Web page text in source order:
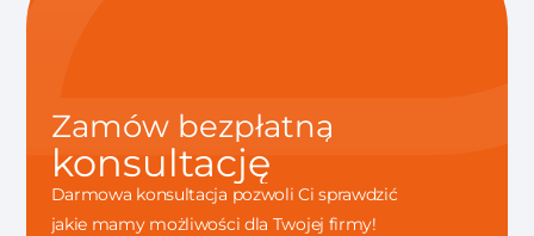
Zamów bezpłatną
konsultację
Darmowa konsultacja pozwoli Ci sprawdzić
jakie mamy możliwości dla Twojej firmy!